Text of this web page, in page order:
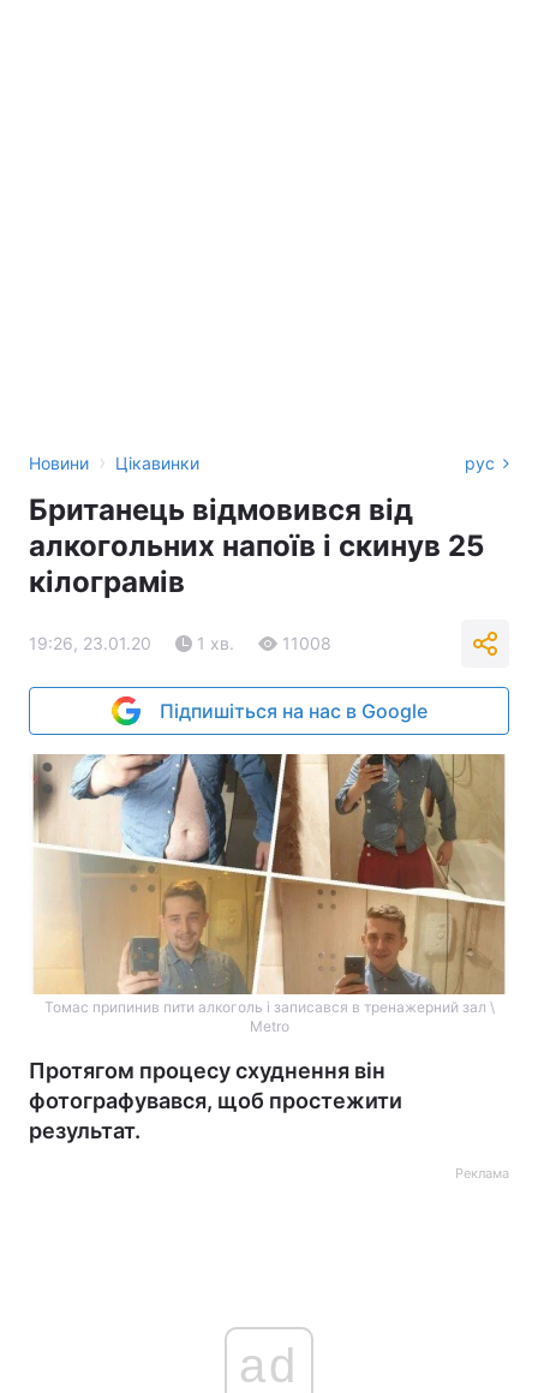
Новини › Цікавинки рус
Британець відмовився від
алкогольних напоїв і скинув 25
кілограмів
19:26, 23.01.20 1 хв. 11008
Підпишіться на нас в Google
Томас припинив пити алкоголь і записався в тренажерний зал \
Metro
Протягом процесу схуднення він
фотографувався, щоб простежити
результат.
Реклама
ad